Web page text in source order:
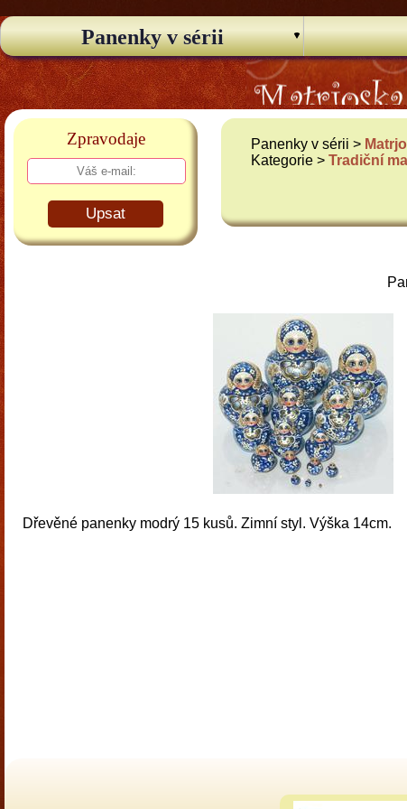
Panenky v sérii
Zpravodaje
Upsat
Panenky v sérii >
Kategorie >Tradiční
Dřevěné panenky modrý 15 kusů. Zimní styl. Výška 14cm.